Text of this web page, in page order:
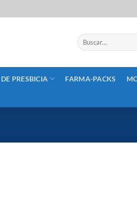
Buscar
por:
PRESBICIA FARMA-PACKS